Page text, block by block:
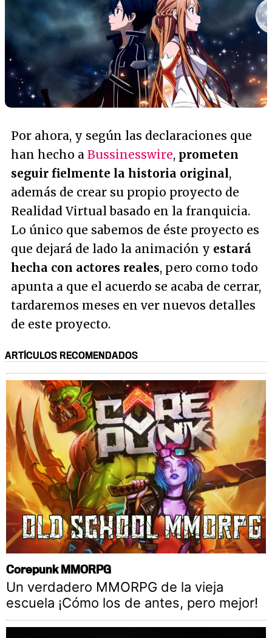
Por ahora, y según las declaraciones que
han hecho a Bussinesswire, prometen
seguir fielmente la historia original,
además de crear su propio proyecto de
Realidad Virtual basado en la franquicia.
Lo único que sabemos de éste proyecto es
que dejará de lado la animación y estará
hecha con actores reales, pero como todo
apunta a que el acuerdo se acaba de cerrar,
tardaremos meses en ver nuevos detalles
de este proyecto.
ARTÍCULOS RECOMENDADOS
Corepunk MMORPG
Un verdadero MMORPG de la vieja
escuela ¡Cómo los de antes, pero mejor!